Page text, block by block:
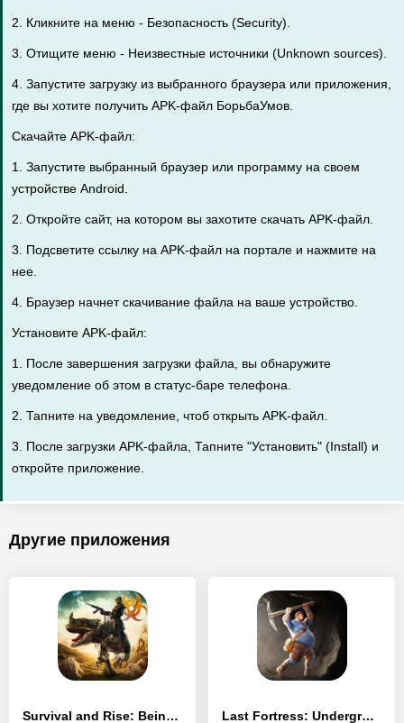
2. Кликните на меню - Безопасность (Security).
3. Отищите меню - Неизвестные источники (Unknown sources).
4. Запустите загрузку из выбранного браузера или приложения,
где вы хотите получить APK-файл БорьбаУмов.
Скачайте APK-файл:
1. Запустите выбранный браузер или программу на своем
устройстве Android.
2. Откройте сайт, на котором вы захотите скачать APK-файл.
3. Подсветите ссылку на APK-файл на портале и нажмите на
нее.
4. Браузер начнет скачивание файла на ваше устройство.
Установите APK-файл:
1. После завершения загрузки файла, вы обнаружите
уведомление об этом в статус-баре телефона.
2. Тапните на уведомление, чтоб открыть APK-файл.
3. После загрузки APK-файла, Тапните "Установить" (Install) и
откройте приложение.
Другие приложения
Survival and Rise: Being Alive - [Взлом/МОД Unlocked] Last Fortress: Underground - [Взлом/МОД Unlocked]